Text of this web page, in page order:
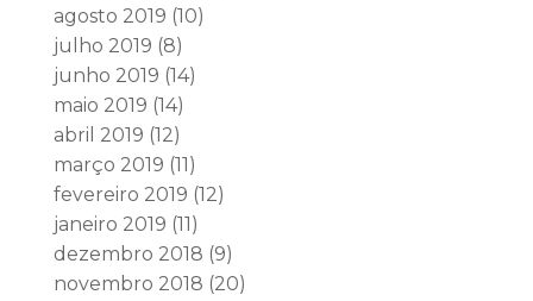
agosto 2019 (10)
julho 2019 (8)
junho 2019 (14)
maio 2019 (14)
abril 2019 (12)
março 2019 (11)
fevereiro 2019 (12)
janeiro 2019 (11)
dezembro 2018 (9)
novembro 2018 (20)